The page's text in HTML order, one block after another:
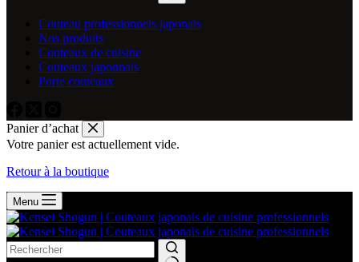
Couteau professionnels japonais
Nos produits
Couteaux de cuisine
Couteaux japonnais
Porte couteaux
Panier d’achat
Votre panier est actuellement vide.
Retour à la boutique
Menu